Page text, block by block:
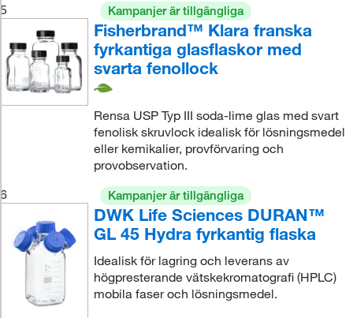
5
Kampanjer är tillgängliga
Fisherbrand™ Klara franska
fyrkantiga glasflaskor med
svarta fenollock
Rensa USP Typ III soda-lime glas med svart
fenolisk skruvlock idealisk för lösningsmedel
eller kemikalier, provförvaring och
provobservation.
6
Kampanjer är tillgängliga
DWK Life Sciences DURAN™
GL 45 Hydra fyrkantig flaska
Idealisk för lagring och leverans av
högpresterande vätskekromatografi (HPLC)
mobila faser och lösningsmedel.